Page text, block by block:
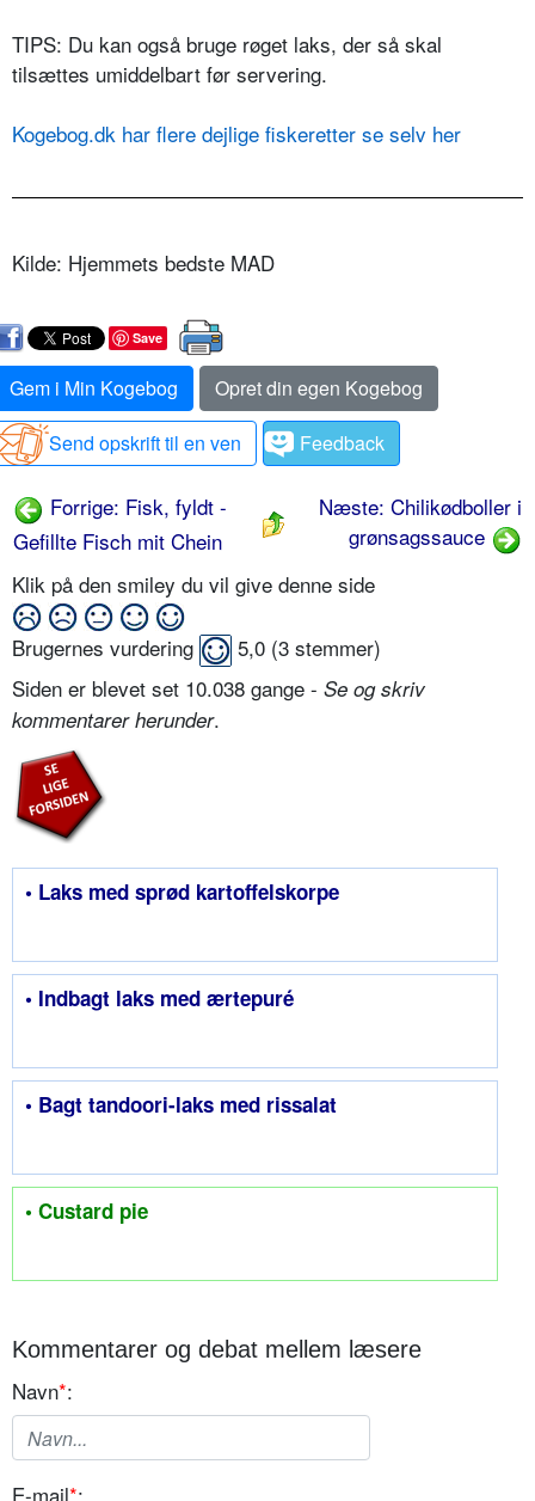
TIPS: Du kan også bruge røget laks, der så skal
tilsættes umiddelbart før servering.
Kogebog.dk har flere dejlige fiskeretter se selv her
Kilde: Hjemmets bedste MAD
Save
Gem i Min Kogebog
Opret din egen Kogebog
Send opskrift til en ven
Feedback
Forrige: Fisk, fyldt -
Gefillte Fisch mit Chein
Næste: Chilikødboller i
grønsagssauce
Klik på den smiley du vil give denne side
Brugernes vurdering 5,0 (3 stemmer)
Siden er blevet set 10.038 gange - Se og skriv
kommentarer herunder.
• Laks med sprød kartoffelskorpe
• Indbagt laks med ærtepuré
• Bagt tandoori-laks med rissalat
• Custard pie
Kommentarer og debat mellem læsere
Navn*:
E-mail*: